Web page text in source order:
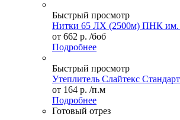
Быстрый просмотр
Нитки 65 ЛХ (2500м) ПНК им.
от 662 р. /боб
Подробнее
Быстрый просмотр
Утеплитель Слайтекс
от 164 р. /п.м
Подробнее
Готовый отрез